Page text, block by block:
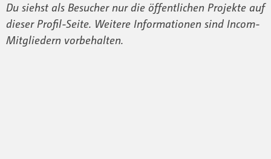
Du siehst als Besucher nur die öffentlichen Projekte auf
dieser Profil-Seite. Weitere Informationen sind Incom-
Mitgliedern vorbehalten.